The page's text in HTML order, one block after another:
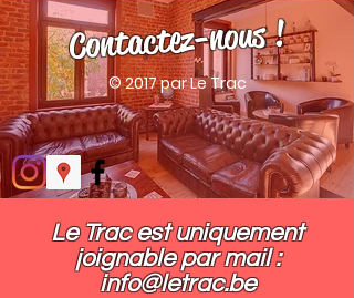
Contactez-nous !
© 2017 par Le Trac
Le Trac est uniquement
joignable par mail :​
info@letrac.be